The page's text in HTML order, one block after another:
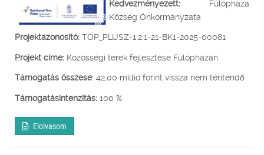
Kedvezményezett: Fülöpháza
Község Önkormányzata
Projektazonosító: TOP_PLUSZ-1.2.1-21-BK1-2025-00081
Projekt címe: Közösségi terek fejlesztése Fülöpházán
Támogatás összese: 42,00 millió forint vissza nem térítendő
Támogatásintenzitás: 100 %
Elolvasom